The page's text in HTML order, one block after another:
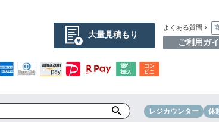
大量見積もり
よくある質問
ご利用ガ
レジカウンター 休